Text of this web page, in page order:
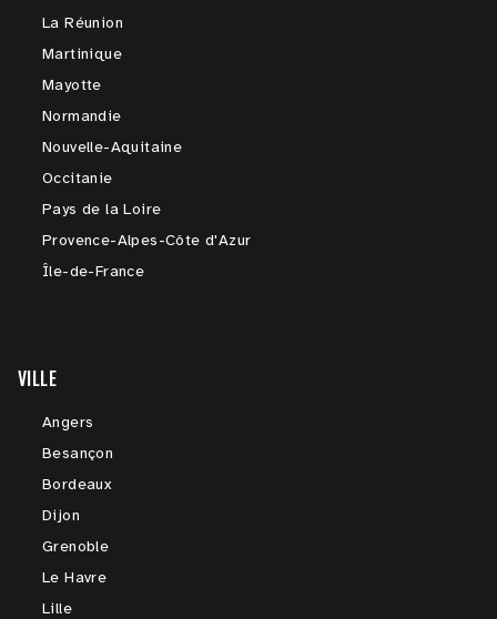
La Réunion
Martinique
Mayotte
Normandie
Nouvelle-Aquitaine
Occitanie
Pays de la Loire
Provence-Alpes-Côte d'Azur
Île-de-France
VILLE
Angers
Besançon
Bordeaux
Dijon
Grenoble
Le Havre
Lille